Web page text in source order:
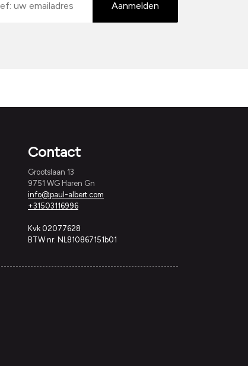
Aanmelden
Contact
Grootslaan 13
9751 WG Haren Gn
info@paul-albert.com
+31503116996
Kvk 02077628
BTW nr. NL810867151b01